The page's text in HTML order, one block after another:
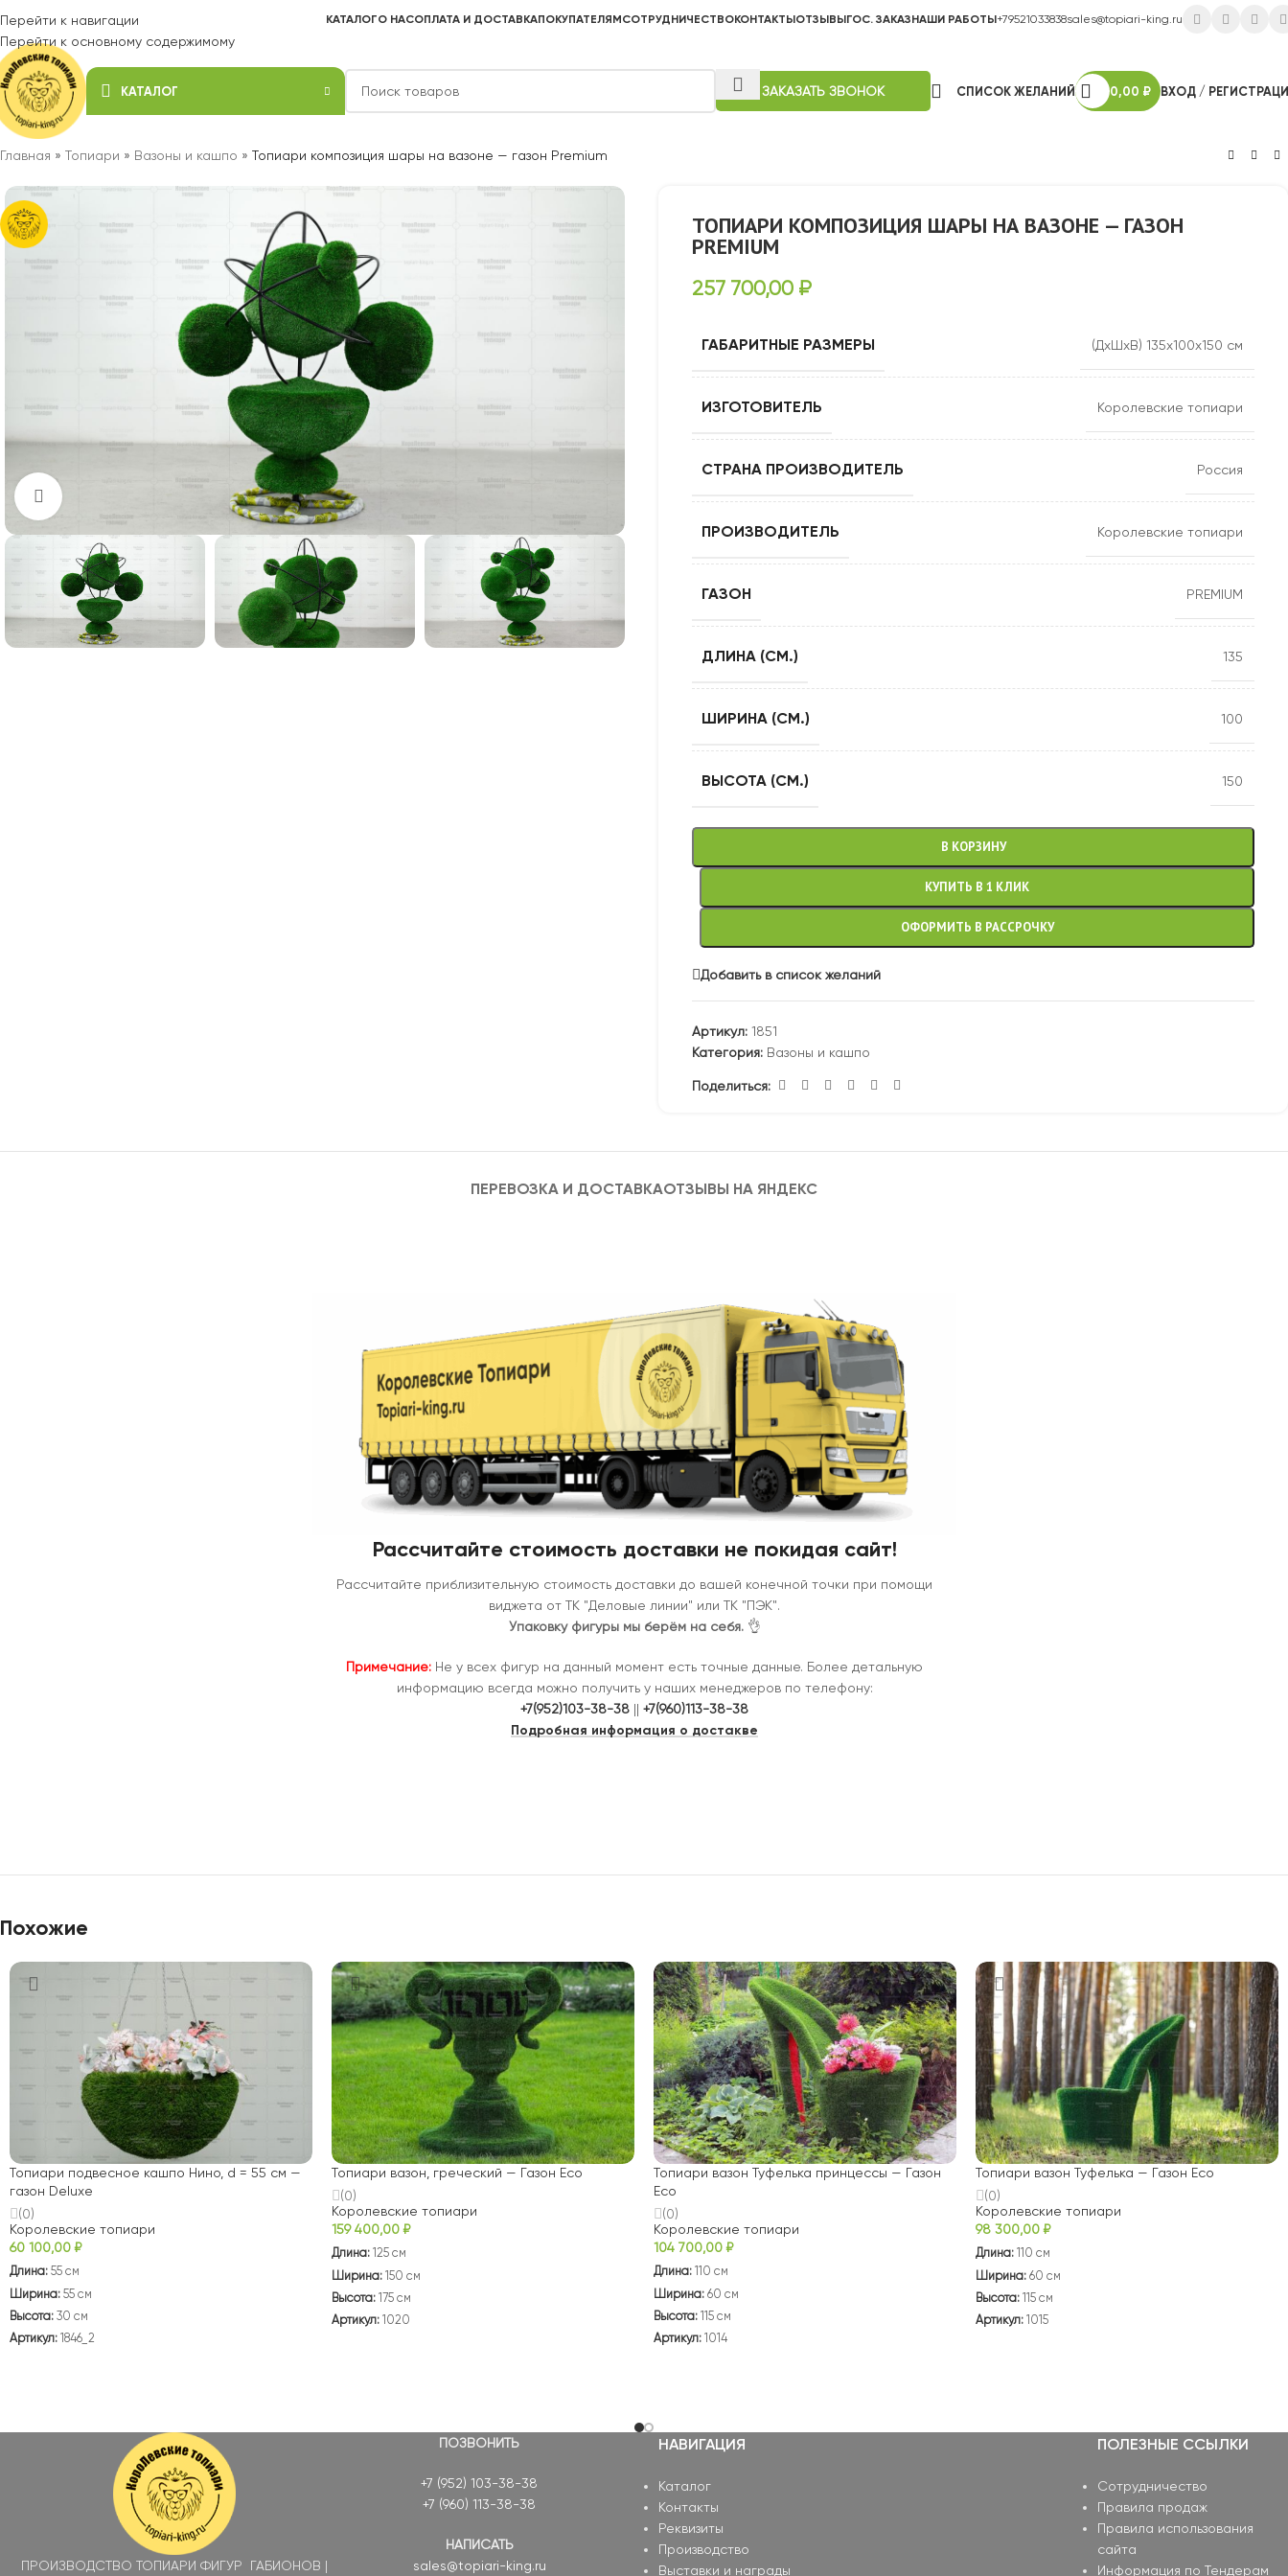
Перейти к навигации
Перейти к основному содержимому
КАТАЛОГО НАСОПЛАТА И ДОСТАВКАПОКУПАТЕЛЯМСОТРУДНИЧЕСТВОКОНТАКТЫОТЗЫВЫГОС. ЗАКАЗНАШИ РАБОТЫ+79521033838sales@topiari-king.ru
КАТАЛОГ ЗАКАЗАТЬ ЗВОНОК СПИСОК ЖЕЛАНИЙ 0,00 ₽ ВХОД /
Главная » Топиари » Вазоны и кашпо » Топиари композиция шары на вазоне — газон Premium
ТОПИАРИ КОМПОЗИЦИЯ ШАРЫ НА ВАЗОНЕ — ГАЗОН
PREMIUM
257 700,00 ₽
ГАБАРИТНЫЕ РАЗМЕРЫ (ДхШхВ) 135х100х150 см
ИЗГОТОВИТЕЛЬ Королевские топиари
СТРАНА ПРОИЗВОДИТЕЛЬ Россия
ПРОИЗВОДИТЕЛЬ Королевские топиари
ГАЗОН PREMIUM
ДЛИНА (СМ.) 135
ШИРИНА (СМ.) 100
ВЫСОТА (СМ.) 150
В КОРЗИНУ
КУПИТЬ В 1 КЛИК
ОФОРМИТЬ В РАССРОЧКУ
Добавить в список желаний
Артикул: 1851
Категория: Вазоны и кашпо
Поделиться:
ПЕРЕВОЗКА И ДОСТАВКАОТЗЫВЫ НА ЯНДЕКС
Рассчитайте стоимость доставки не покидая сайт!
Рассчитайте приблизительную стоимость доставки до вашей конечной точки при помощи
виджета от ТК "Деловые линии" или ТК "ПЭК".
Упаковку фигуры мы берём на себя.👌
Примечание: Не у всех фигур на данный момент есть точные данные. Более детальную
информацию всегда можно получить у наших менеджеров по телефону:
+7(952)103-38-38 ||+7(960)113-38-38
Подробная информация о достакве
Похожие
Топиари подвесное кашпо Нино, d = 55 см —
газон Deluxe
(0)
Королевские топиари
60 100,00₽
Длина: 55 см
Ширина: 55 см
Высота: 30 см
Артикул: 1846_2
Топиари вазон, греческий — Газон Eco
(0)
Королевские топиари
159 400,00₽
Длина: 125 см
Ширина: 150 см
Высота: 175 см
Артикул: 1020
Топиари вазон Туфелька принцессы — Газон
Eco
(0)
Королевские топиари
104 700,00₽
Длина: 110 см
Ширина: 60 см
Высота: 115 см
Артикул: 1014
Топиари вазон Туфелька — Газон Eco
(0)
Королевские топиари
98 300,00₽
Длина: 110 см
Ширина: 60 см
Высота: 115 см
Артикул: 1015
ПРОИЗВОДСТВО ТОПИАРИ ФИГУР ГАБИОНОВ |
ПОЗВОНИТЬ
+7 (952) 103-38-38
+7 (960) 113-38-38
НАПИСАТЬ
sales@topiari-king.ru
НАВИГАЦИЯ
Каталог
Контакты
Реквизиты
Производство
Выставки и награды
ПОЛЕЗНЫЕ ССЫЛКИ
Сотрудничество
Правила продаж
Правила использования
сайта
Информация по Тендерам